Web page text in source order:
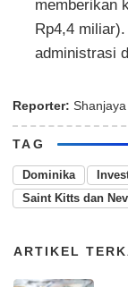
memberikan
Rp4,4
administrasi
Reporter:
TAG
Dominika
Saint Kitts dan
ARTIKEL